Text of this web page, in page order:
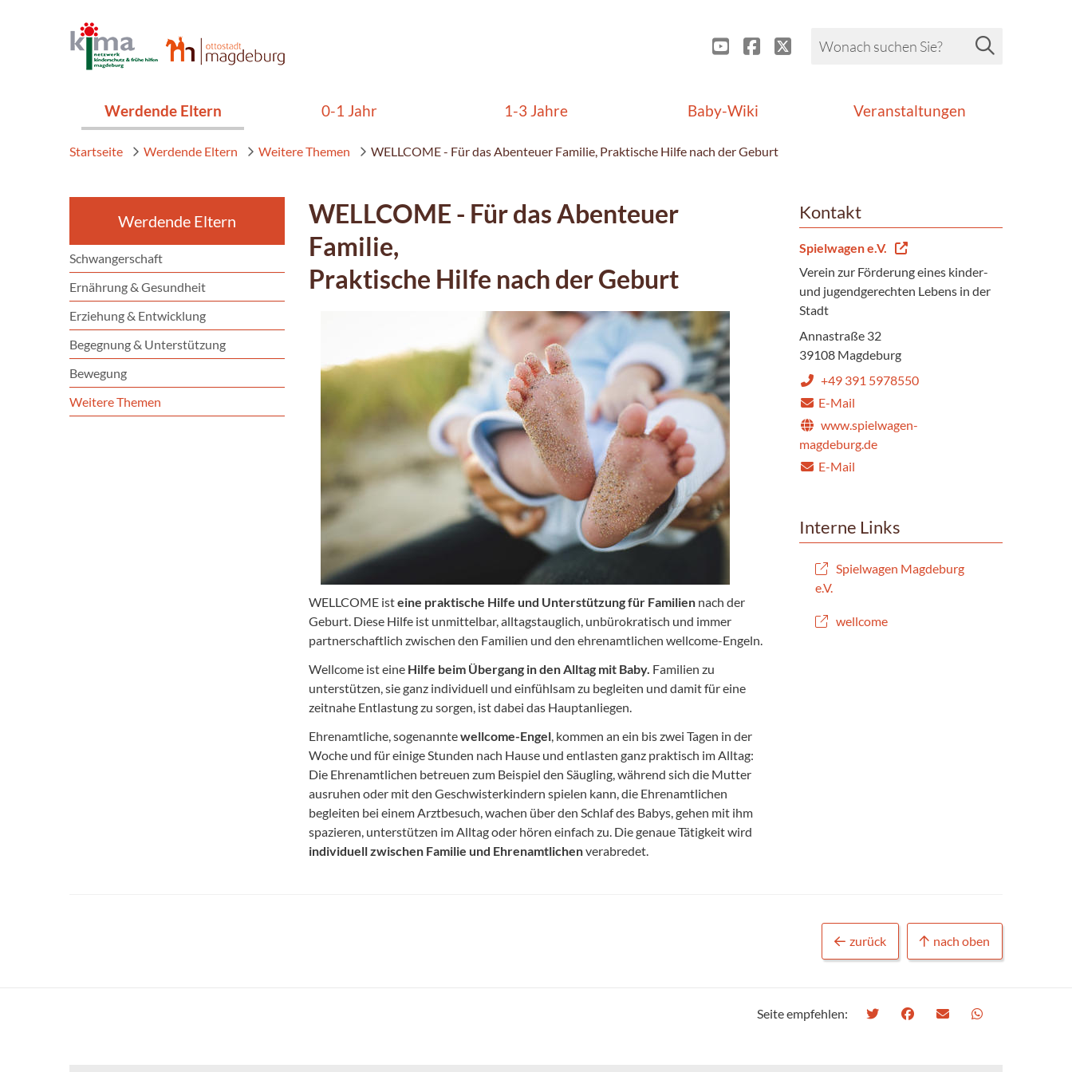
Werdende Eltern 0-1 Jahr 1-3 Jahre Baby-Wiki Veranstaltungen
Startseite Werdende Eltern Weitere Themen WELLCOME - Für das Abenteuer Familie, Praktische Hilfe nach der Geburt
Werdende Eltern
Schwangerschaft
Ernährung & Gesundheit
Erziehung & Entwicklung
Begegnung & Unterstützung
Bewegung
Weitere Themen
WELLCOME - Für das Abenteuer
Familie,
Praktische Hilfe nach der Geburt
WELLCOME isteine praktische Hilfe und Unterstützung für Familien nach der
Geburt. Diese Hilfe ist unmittelbar, alltagstauglich, unbürokratisch und immer
partnerschaftlich zwischen den Familien und den ehrenamtlichen wellcome-Engeln.
Wellcome ist eine Hilfe beim Übergang in den Alltag mit Baby. Familien zu
unterstützen, sie ganz individuell und einfühlsam zu begleiten und damit für eine
zeitnahe Entlastung zu sorgen, ist dabei das Hauptanliegen.
Ehrenamtliche, sogenanntewellcome-Engel, kommen an ein bis zwei Tagen in der
Woche und für einige Stunden nach Hause und entlasten ganz praktisch im Alltag:
Die Ehrenamtlichen betreuen zum Beispiel den Säugling, während sich die Mutter
ausruhen oder mit den Geschwisterkindern spielen kann, die Ehrenamtlichen
begleiten bei einem Arztbesuch, wachen über den Schlaf des Babys, gehen mit ihm
spazieren, unterstützen im Alltag oder hören einfach zu. Die genaue Tätigkeit wird
individuell zwischen Familie und Ehrenamtlichenverabredet.
Kontakt
Spielwagen e.V.
Verein zur Förderung eines kinder-
und jugendgerechten Lebens in der
Stadt
Annastraße 32
39108 Magdeburg
+49 391 5978550
E-Mail
www.spielwagen-
magdeburg.de
E-Mail
Interne Links
Spielwagen Magdeburg
e.V.
wellcome
zurück nach oben
Seite empfehlen: